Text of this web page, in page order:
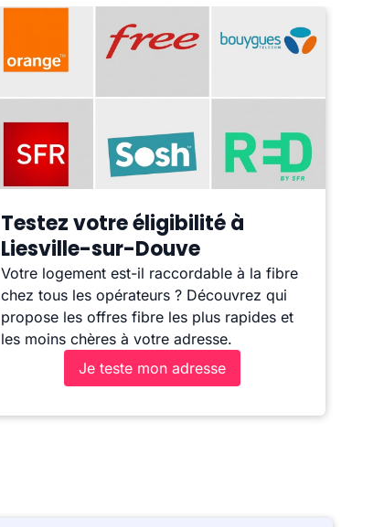
Testez votre éligibilité à
Liesville-sur-Douve
Votre logement est-il raccordable à la fibre
chez tous les opérateurs ? Découvrez qui
propose les offres fibre les plus rapides et
les moins chères à votre adresse.
Je teste mon adresse